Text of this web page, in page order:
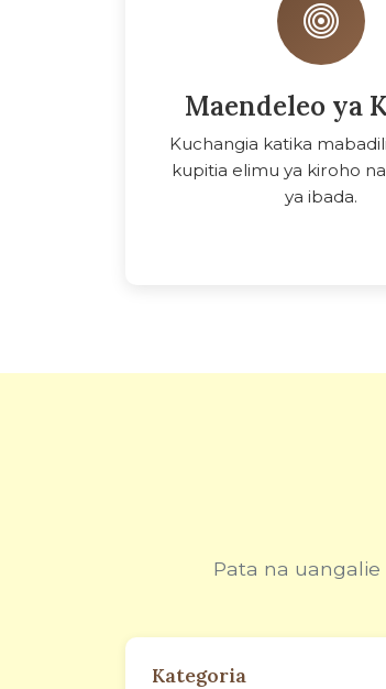
Maendeleo ya
Kuchangia katika
kupitia elimu ya kiroho
ya ibada.
Pata na
Kategoria